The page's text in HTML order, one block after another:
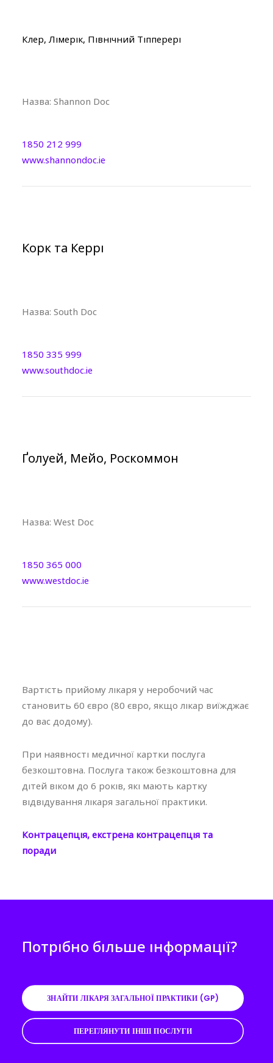
Клер, Лімерік, Північний Тіпперері
Назва: Shannon Doc
1850 212 999
www.shannondoc.ie
Корк та Керрі
Назва: South Doc
1850 335 999
www.southdoc.ie
Ґолуей, Мейо, Роскоммон
Назва: West Doc
1850 365 000
www.westdoc.ie
Вартість прийому лікаря у неробочий час
становить 60 євро (80 євро, якщо лікар виїжджає
до вас додому).
При наявності медичної картки послуга
безкоштовна. Послуга також безкоштовна для
дітей віком до 6 років, які мають картку
відвідування лікаря загальної практики.
Контрацепція, екстрена контрацепція та
поради
Потрібно більше інформації?
ЗНАЙТИ ЛІКАРЯ ЗАГАЛЬНОЇ ПРАКТИКИ (GP)
ПЕРЕГЛЯНУТИ ІНШІ ПОСЛУГИ